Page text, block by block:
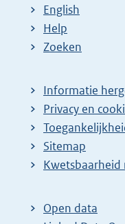
English
Help
Zoeken
Informatie
Privacy en
Sitemap
E
t
e
Kwetsbaarheid
Open data